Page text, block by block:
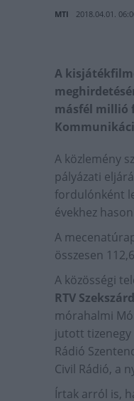
MTI 2018.04.01.
A
másfél millió
A közlemény
pályázati
fordulónként
évekhez
A
összesen
A közösségi
RTV Szekszárd
mórahalmi
jutott tizenegy
Rádió
Civil Rádió, a
Írtak arról is,